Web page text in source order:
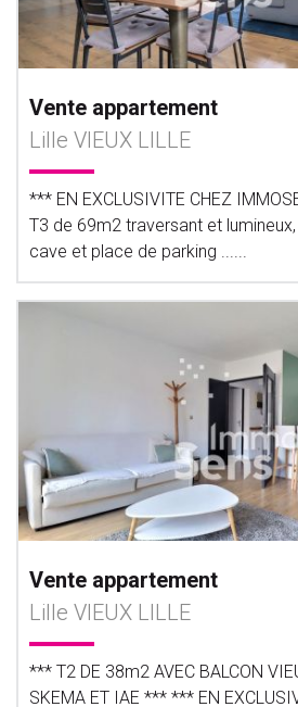
Vente appartement
Lille VIEUX LILLE
*** EN EXCLUSIVITE CHEZ
T3 de 69m2 traversant et
cave et place de parking ......
Vente appartement
Lille VIEUX LILLE
*** T2 DE 38m2 AVEC BALCON
SKEMA ET IAE *** *** EN